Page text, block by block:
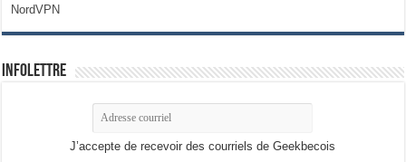
NordVPN
Infolettre
J’accepte de recevoir des courriels de Geekbecois